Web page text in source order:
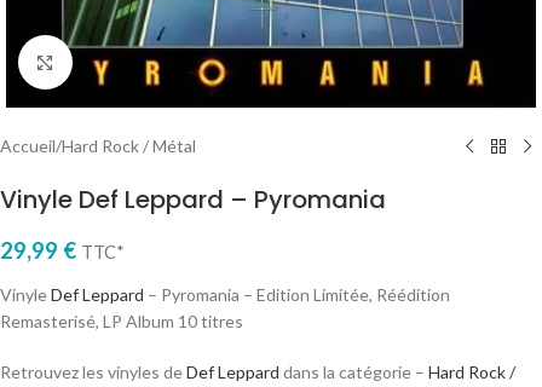
Cliquez pour agrandir
Accueil/Hard Rock / Métal
Vinyle Def Leppard – Pyromania
29,99 € TTC*
VinyleDef Leppard – Pyromania – Edition Limitée, Réédition
Remasterisé, LP Album 10 titres
Retrouvez les vinyles deDef Leppard dans la catégorie – Hard Rock /